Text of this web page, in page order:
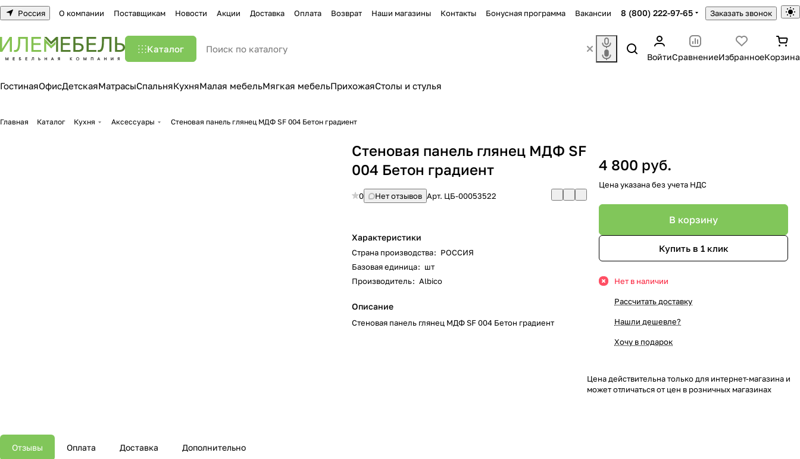
Россия О компании Поставщикам Новости Акции Доставка Оплата Возврат Наши магазины Контакты Бонусная программа Вакансии 8 (800) 222-97-65 Заказать звонок
Каталог
ВойтиСравнениеИзбранноеКорзина
ГостинаяОфисДетскаяМатрасыСпальняКухняМалая мебельМягкая мебельПрихожаяСтолы и стулья
Главная Каталог Кухня Аксессуары Стеновая панель глянец МДФ SF 004 Бетон градиент
Стеновая панель глянец МДФ SF
004 Бетон градиент
0 Нет отзывов Арт. ЦБ-00053522
Характеристики
Страна производства: РОССИЯ
Базовая единица: шт
Производитель: Albico
Описание
Стеновая панель глянец МДФ SF 004 Бетон градиент
4 800 руб.
Цена указана без учета НДС
В корзину
Купить в 1 клик
Нет в наличии
Рассчитать доставку
Нашли дешевле?
Хочу в подарок
Цена действительна только для интернет-магазина и
может отличаться от цен в розничных магазинах
Отзывы Оплата Доставка Дополнительно